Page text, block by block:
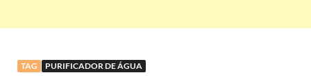
TAG PURIFICADOR DE ÁGUA